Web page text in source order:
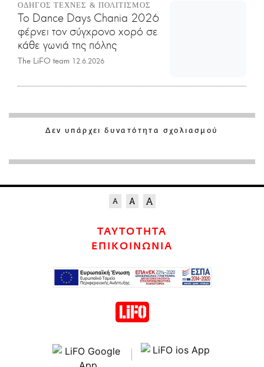
ΟΔΗΓΟΣ ΤΕΧΝΕΣ & ΠΟΛΙΤΙΣΜΟΣ
Το Dance Days Chania 2026
φέρνει τον σύγχρονο χορό σε
κάθε γωνιά της πόλης
The LiFO team 12.6.2026
Δεν υπάρχει δυνατότητα σχολιασμού
ΤΑΥΤΟΤΗΤΑ
ΕΠΙΚΟΙΝΩΝΙΑ